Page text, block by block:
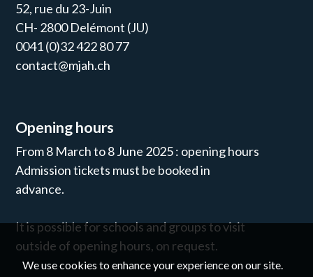
52, rue du 23-Juin
CH- 2800 Delémont (JU)
0041 (0)32 422 80 77
contact@mjah.ch
Opening hours
From 8 March to 8 June 2025 : opening hours
Admission tickets must be booked in
advance.
It is possible for schools and groups to visit
outside of opening hours, on request.
We use cookies to enhance your experience on our site.